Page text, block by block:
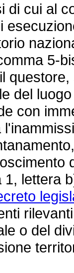
cui al
5-
il
del
con
lettera
o del